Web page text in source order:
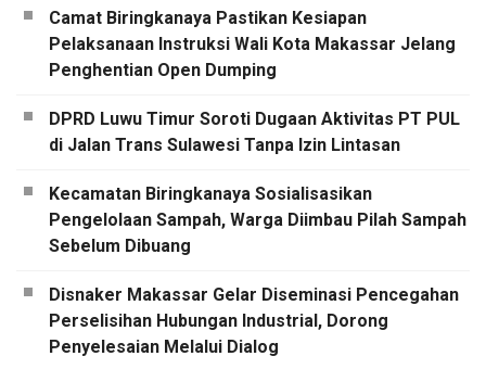
Camat Biringkanaya Pastikan Kesiapan
Pelaksanaan Instruksi Wali Kota Makassar Jelang
Penghentian Open Dumping
DPRD Luwu Timur Soroti Dugaan Aktivitas PT PUL
di Jalan Trans Sulawesi Tanpa Izin Lintasan
Kecamatan Biringkanaya Sosialisasikan
Pengelolaan Sampah, Warga Diimbau Pilah Sampah
Sebelum Dibuang
Disnaker Makassar Gelar Diseminasi Pencegahan
Perselisihan Hubungan Industrial, Dorong
Penyelesaian Melalui Dialog